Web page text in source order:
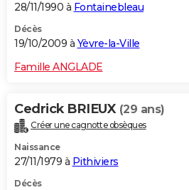
28/11/1990 à Fontainebleau
Décès
19/10/2009 à Yèvre-la-Ville
Famille ANGLADE
Cedrick BRIEUX (29 ans)
Créer une cagnotte obsèques
Naissance
27/11/1979 à Pithiviers
Décès